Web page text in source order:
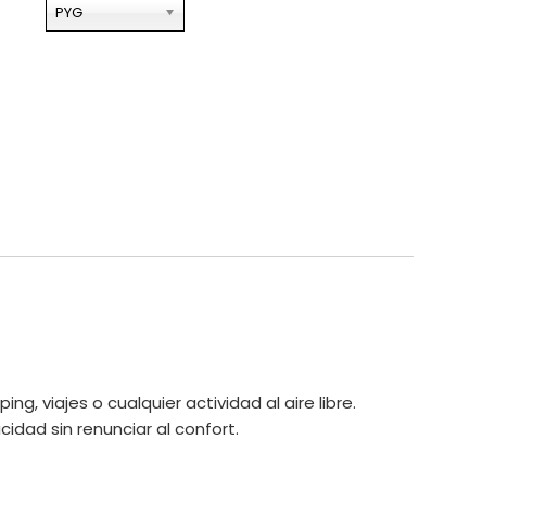
PYG
viajes o cualquier actividad al aire libre.
sin renunciar al confort.